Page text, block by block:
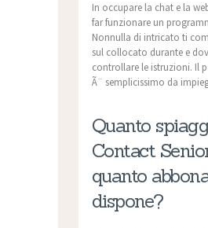
In occupare la chat e la
far funzionare un
Nonnulla di intricato ti
sul collocato durante e
controllare le istruzioni. Il
Ã¨ semplicissimo da
Quanto
Contact
quanto
dispone?